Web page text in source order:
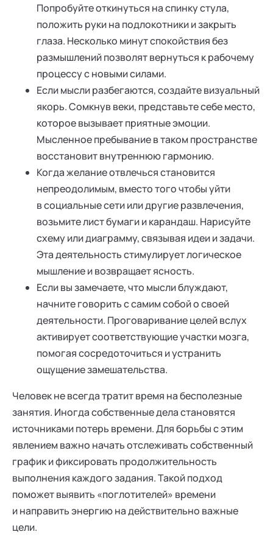
Попробуйте откинуться на спинку стула,
положить руки на подлокотники и закрыть
глаза. Несколько минут спокойствия без
размышлений позволят вернуться к рабочему
процессу с новыми силами.
Если мысли разбегаются, создайте визуальный
якорь. Сомкнув веки, представьте себе место,
которое вызывает приятные эмоции.
Мысленное пребывание в таком пространстве
восстановит внутреннюю гармонию.
Когда желание отвлечься становится
непреодолимым, вместо того чтобы уйти
в социальные сети или другие развлечения,
возьмите лист бумаги и карандаш. Нарисуйте
схему или диаграмму, связывая идеи и задачи.
Эта деятельность стимулирует логическое
мышление и возвращает ясность.
Если вы замечаете, что мысли блуждают,
начните говорить с самим собой о своей
деятельности. Проговаривание целей вслух
активирует соответствующие участки мозга,
помогая сосредоточиться и устранить
ощущение замешательства.
Человек не всегда тратит время на бесполезные
занятия. Иногда собственные дела становятся
источниками потерь времени. Для борьбы с этим
явлением важно начать отслеживать собственный
график и фиксировать продолжительность
выполнения каждого задания. Такой подход
поможет выявить «поглотителей» времени
и направить энергию на действительно важные
цели.